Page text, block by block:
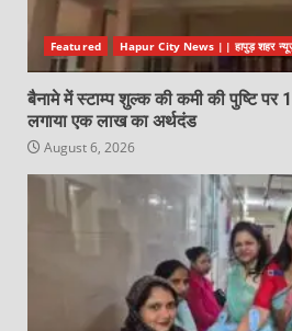
Featured Hapur City News || हापुड़ शहर
बैनामे में स्टाम्प शुल्क की कमी की पुष्टि
लगाया एक लाख का अर्थदंड
August 6, 2026